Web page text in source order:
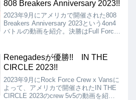
808 Breakers Anniversary 2023!!
2023年9月にアメリカで開催された808
Breakers Anniversary 2023という4on4
バトルの動画を紹介。決勝はFull Force
Renegadesが優勝!! IN THE
CIRCLE 2023!!
2023年9月にRock Force Crew x Vansに
よって、アメリカで開催されたIN THE
CIRCLE 2023のcrew 5v5の動画を紹